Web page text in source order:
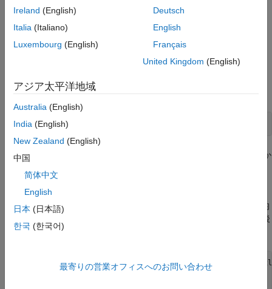
平均を計算する簡単な方法は、NaN 以外のすべての値の合計を
NaN 以外の値の数で除算することです。補助関数
これをまず、並列以外の方法で実行します。
まず、既存の並列プールをすべて削除します。
delete(gcp(
airlinesmall_subset.xlsx
にあるワークシートのコレクションか
します。
関数sumAndCountArrivalDelay
を使用して、並列実行せずに平均
を使用して、この場合と、後
の並列の場合での実行時間を測定します。
ds = spreadsheetDatastore(repmat({
ds.SelectedVariableNames =
'ArrDelay'
;
Ireland (English)
Italia (Italiano)
Luxembourg (English)
Deutsch
English
Français
United Kingdom (English)
アジア太平洋地域
Australia (English)
India (English)
New Zealand (English)
中国
简体中文
English
日本 (日本語)
한국 (한국어)
最寄りの営業オフィスへのお問い合わせ